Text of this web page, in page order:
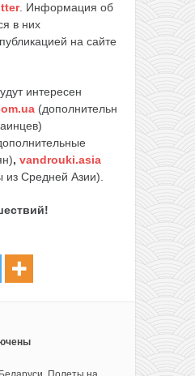
. Информация об
в них
на сайте
интересен
(дополнительн
, vandrouki.asia
Средней Азии).